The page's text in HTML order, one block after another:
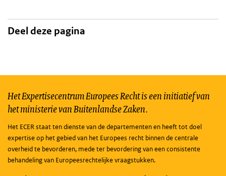
Deel deze pagina
Het Expertisecentrum Europees Recht is een initiatief van
het ministerie van Buitenlandse Zaken.
Het ECER staat ten dienste van de departementen en heeft tot doel
expertise op het gebied van het Europees recht binnen de centrale
overheid te bevorderen, mede ter bevordering van een consistente
behandeling van Europeesrechtelijke vraagstukken.